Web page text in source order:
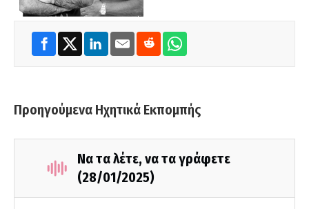
Προηγούμενα Ηχητικά Εκπομπής
Να τα λέτε, να τα γράφετε
(28/01/2025)